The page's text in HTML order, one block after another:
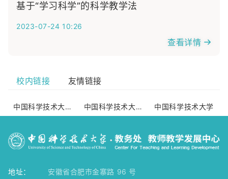
基于“学习科学”的科学教学法
2023-07-24 10:26
查看详情
校内链接 友情链接
中国科学技术大学教务处 中国科学技术大学人力资源部 中国科学技术大学
地址： 安徽省合肥市金寨路 96 号